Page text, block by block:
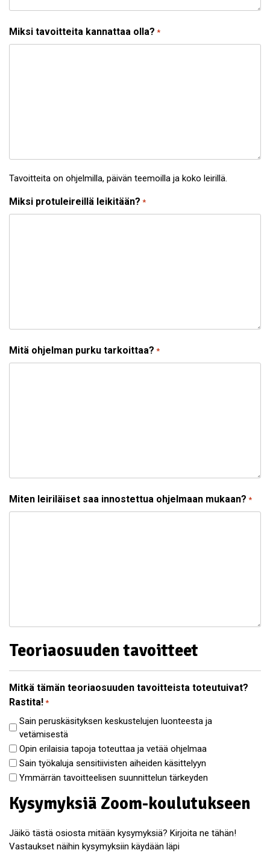
Miksi tavoitteita kannattaa olla? *
Tavoitteita on ohjelmilla, päivän teemoilla ja koko leirillä.
Miksi protuleireillä leikitään? *
Mitä ohjelman purku tarkoittaa? *
Miten leiriläiset saa innostettua ohjelmaan mukaan? *
Teoriaosuuden tavoitteet
Mitkä tämän teoriaosuuden tavoitteista toteutuivat?
Rastita! *
Sain peruskäsityksen keskustelujen luonteesta ja
vetämisestä
Opin erilaisia tapoja toteuttaa ja vetää ohjelmaa
Sain työkaluja sensitiivisten aiheiden käsittelyyn
Ymmärrän tavoitteelisen suunnittelun tärkeyden
Kysymyksiä Zoom-koulutukseen
Jäikö tästä osiosta mitään kysymyksiä? Kirjoita ne tähän!
Vastaukset näihin kysymyksiin käydään läpi